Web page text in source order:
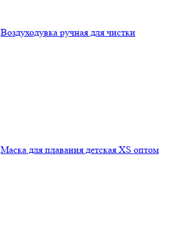
Воздуходувка ручная для чистки
Маска для плавания детская XS оптом